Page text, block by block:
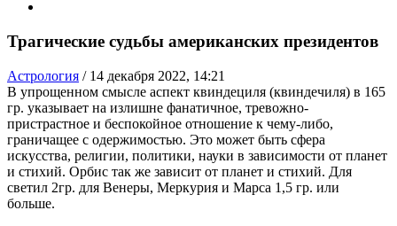
Трагические судьбы американских президентов
Астрология / 14 декабря 2022, 14:21
В упрощенном смысле аспект квиндециля (квиндечиля) в 165
гр. указывает на излишне фанатичное, тревожно-
пристрастное и беспокойное отношение к чему-либо,
граничащее с одержимостью. Это может быть сфера
искусства, религии, политики, науки в зависимости от планет
и стихий. Орбис так же зависит от планет и стихий. Для
светил 2гр. для Венеры, Меркурия и Марса 1,5 гр. или
больше.